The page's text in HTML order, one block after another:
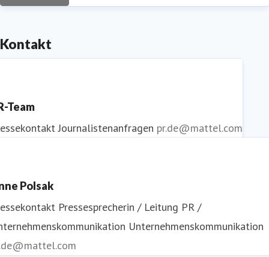
Kontakt
Team
Journalistenanfragen pr.de@mattel.com
Polsak
Pressesprecherin / Leitung PR /
Unternehmenskommunikation